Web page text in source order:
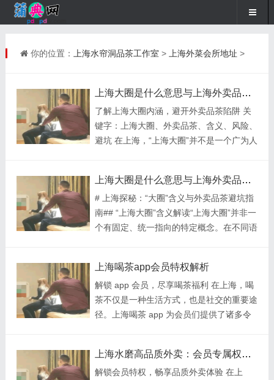
你的位置： 上海水帘洞品茶工作室 > 上海外菜会所地址 >
上海大圈是什么意思与上海外卖品茶避坑_322
了解上海大圈内涵，避开外卖品茶陷阱 关
键字：上海大圈、外卖品茶、含义、风险、
避坑 在上海，“上海大圈”并不是一个广为人
者地域范围较大的群体。它或许是一些行业
内人士交流合作的圈子，也可能是特定兴趣
爱好者组成的群体。然而，由于没有明确的
官方定义，其具体含义需要结合具体的语境
需要避开。一些不良商家会以低价高品质的
茶叶为诱饵，吸引消费者下单。然而实际...
上海大圈是什么意思与上海外卖品茶避坑_620
# 上海探秘：“大圈”含义与外卖品茶避坑指
南## “上海大圈”含义解读“上海大圈”并非一
个有固定、统一指向的特定概念。在不同语
社交圈子，这个圈子可能由从事特定行业、
有共同兴趣爱好或者相同社会阶层的人组
成。例如，上海的金融大圈，里面汇聚了银
行、证券、基金等领域的从业者，他们在这
地理区域，像是围绕某个核心商圈向外辐射
的一片区域。## 上海外卖品茶...
上海喝茶app会员特权解析
解锁 app 会员，尽享喝茶福利 在上海，喝
茶不仅是一种生活方式，也是社交的重要途
径。上海喝茶 app 为会员们提供了诸多令
茶馆或购买茶叶时，能享受一定比例的折
扣。比如，普通用户购买某款知名茶叶需
上海水磨高品质外卖：会员专属权益详解_17
解锁会员特权，畅享品质外卖体验 在上